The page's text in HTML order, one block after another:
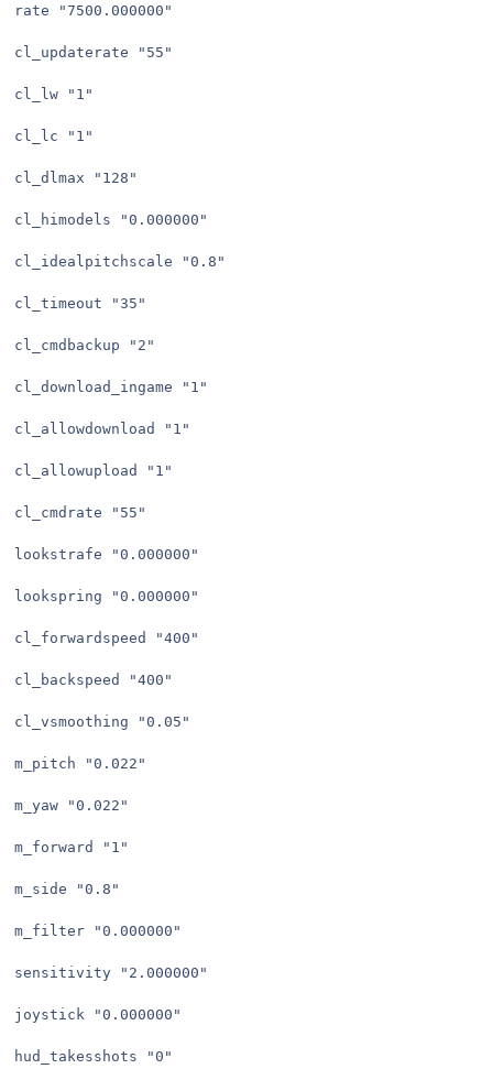
rate "7500.000000"
cl_updaterate "55"
cl_lw "1"
cl_lc "1"
cl_dlmax "128"
cl_himodels "0.000000"
cl_idealpitchscale "0.8"
cl_timeout "35"
cl_cmdbackup "2"
cl_download_ingame "1"
cl_allowdownload "1"
cl_allowupload "1"
cl_cmdrate "55"
lookstrafe "0.000000"
lookspring "0.000000"
cl_forwardspeed "400"
cl_backspeed "400"
cl_vsmoothing "0.05"
m_pitch "0.022"
m_yaw "0.022"
m_forward "1"
m_side "0.8"
m_filter "0.000000"
sensitivity "2.000000"
joystick "0.000000"
hud_takesshots "0"